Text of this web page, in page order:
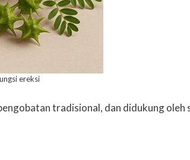
ereksi
tradisional, dan didukung